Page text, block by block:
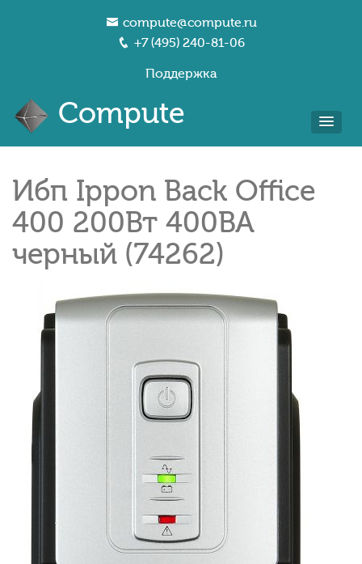
compute@compute.ru
+7 (495) 240-81-06
Поддержка
Compute
Ибп Ippon Back Office
400 200Вт 400ВА
черный (74262)